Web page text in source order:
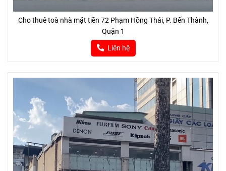
Cho thuê toà nhà mặt tiền 72 Phạm Hồng Thái, P. Bến Thành,
Quận 1
Liên hệ